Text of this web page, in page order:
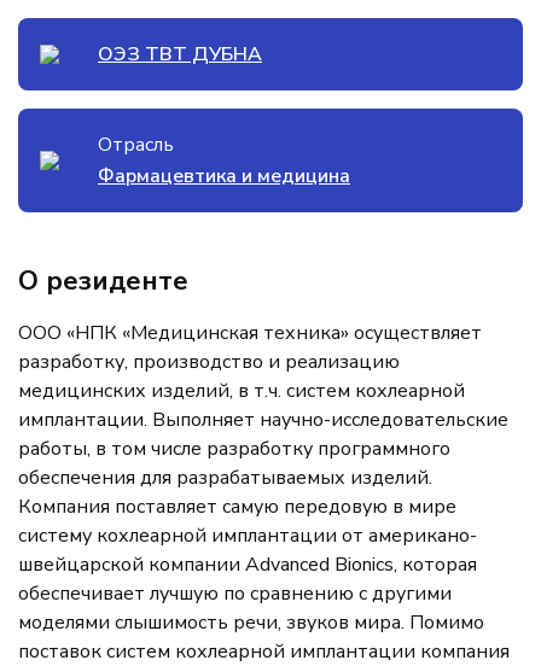
ОЭЗ ТВТ ДУБНА
Отрасль
Фармацевтика и медицина
О резиденте
ООО «НПК «Медицинская техника» осуществляет
разработку, производство и реализацию
медицинских изделий, в т.ч. систем кохлеарной
имплантации. Выполняет научно-исследовательские
работы, в том числе разработку программного
обеспечения для разрабатываемых изделий.
Компания поставляет самую передовую в мире
систему кохлеарной имплантации от американо-
швейцарской компании Advanced Bionics, которая
обеспечивает лучшую по сравнению с другими
моделями слышимость речи, звуков мира. Помимо
поставок систем кохлеарной имплантации компания